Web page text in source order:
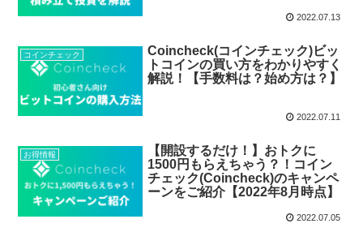
2022.07.13
コインチェック
Coincheck(コインチェック)ビッ
トコインの買い方をわかりやすく
解説！【手数料は？始め方は？】
2022.07.11
お得情報
【開設するだけ！】おトクに
1500円もらえちゃう？！コイン
チェック(Coincheck)のキャンペ
ーンをご紹介【2022年8月時点】
2022.07.05